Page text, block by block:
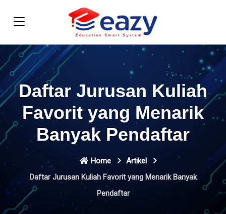
Daftar Jurusan Kuliah
Favorit yang Menarik
Banyak Pendaftar
Home
Artikel
Daftar Jurusan Kuliah Favorit yang Menarik Banyak
Pendaftar